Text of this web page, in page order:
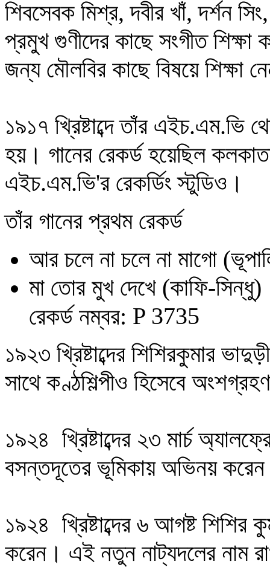
শিবসেবক মিশ্র, দবীর খাঁ, দর্শন
প্রমুখ গুণীদের কাছে সংগীত শিক্ষা
জন্য মৌলবির কাছে বিষয়ে শিক্ষা
১৯১৭ খ্রিষ্টাব্দে তাঁর এইচ.এম.ভি
হয়। গানের রেকর্ড হয়েছিল
এইচ.এম.ভি'র রেকর্ডিং স্টুডিও।
তাঁর গানের প্রথম রেকর্ড
আর চলে না চলে না মাগো
মা তোর মুখ দেখে (কাফি-সিন্ধু)
রেকর্ড নম্বর: P 3735
১৯২৩ খ্রিষ্টাব্দের শিশিরকুমার
সাথে কণ্ঠশিল্পীও হিসেবে
১৯২৪ খ্রিষ্টাব্দের ২৩ মার্চ
বসন্তদূতের ভূমিকায় অভিনয়
১৯২৪ খ্রিষ্টাব্দের ৬ আগষ্ট
করেন। এই নতুন নাট্যদলের নাম